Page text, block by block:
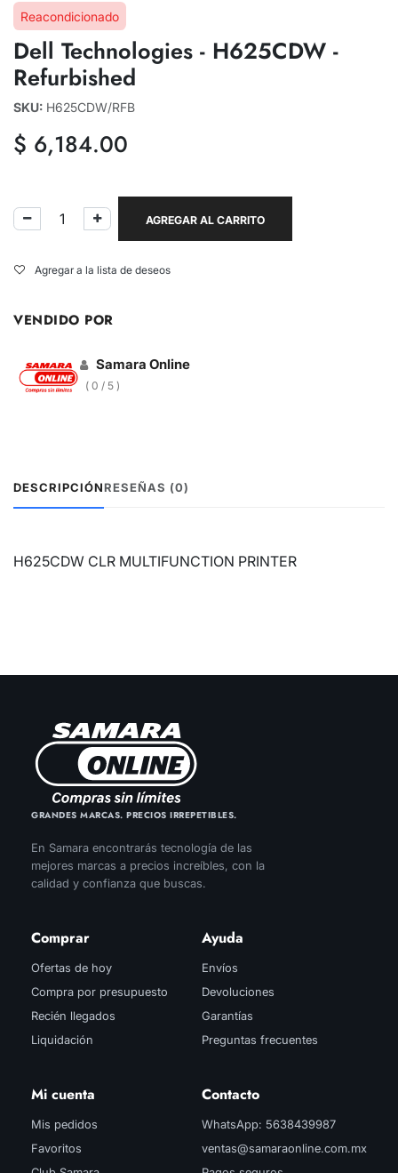
Reacondicionado
Dell Technologies - H625CDW -
Refurbished
SKU: H625CDW/RFB
$ 6,184.00
AGREGAR AL CARRITO
Agregar a la lista de deseos
VENDIDO POR
Samara Online
( 0 / 5 )
DESCRIPCIÓNRESEÑAS (0)
H625CDW CLR MULTIFUNCTION PRINTER
GRANDES MARCAS. PRECIOS IRREPETIBLES.
En Samara encontrarás tecnología de las
mejores marcas a precios increíbles, con la
calidad y confianza que buscas.
Comprar
Ofertas de hoy
Compra por presupuesto
Recién llegados
Liquidación
Ayuda
Envíos
Devoluciones
Garantías
Preguntas frecuentes
Mi cuenta
Mis pedidos
Favoritos
Contacto
WhatsApp: 5638439987
ventas@samaraonline.com.mx